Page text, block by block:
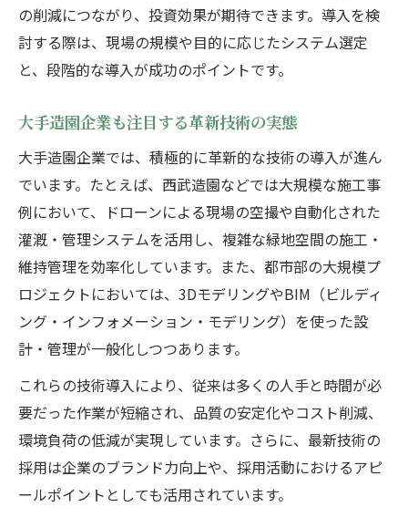
の削減につながり、投資効果が期待できます。導入を検
討する際は、現場の規模や目的に応じたシステム選定
と、段階的な導入が成功のポイントです。
大手造園企業も注目する革新技術の実態
大手造園企業では、積極的に革新的な技術の導入が進ん
でいます。たとえば、西武造園などでは大規模な施工事
例において、ドローンによる現場の空撮や自動化された
灌漑・管理システムを活用し、複雑な緑地空間の施工・
維持管理を効率化しています。また、都市部の大規模プ
ロジェクトにおいては、3DモデリングやBIM（ビルディ
ング・インフォメーション・モデリング）を使った設
計・管理が一般化しつつあります。
これらの技術導入により、従来は多くの人手と時間が必
要だった作業が短縮され、品質の安定化やコスト削減、
環境負荷の低減が実現しています。さらに、最新技術の
採用は企業のブランド力向上や、採用活動におけるアピ
ールポイントとしても活用されています。